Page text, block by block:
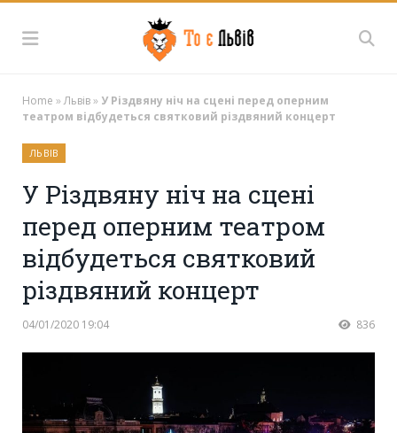
Home »Львів» У Різдвяну ніч на сцені перед оперним
театром відбудеться святковий різдвяний концерт
ЛЬВІВ
У Різдвяну ніч на сцені
перед оперним театром
відбудеться святковий
різдвяний концерт
04/01/2020 19:04 836